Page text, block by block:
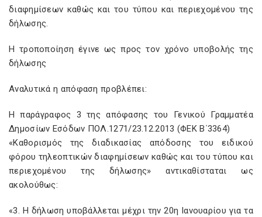
διαφημίσεων καθώς και του τύπου και περιεχομένου της
δήλωσης.
Η τροποποίηση έγινε ως προς τον χρόνο υποβολής της
δήλωσης
Αναλυτικά η απόφαση προβλέπει:
Η παράγραφος 3 της απόφασης του Γενικού Γραμματέα
Δημοσίων Εσόδων ΠΟΛ.1271/23.12.2013 (ΦΕΚ Β΄3364)
«Καθορισμός της διαδικασίας απόδοσης του ειδικού
φόρου τηλεοπτικών διαφημίσεων καθώς και του τύπου και
περιεχομένου της δήλωσης» αντικαθίσταται ως
ακολούθως:
«3. Η δήλωση υποβάλλεται μέχρι την 20η Ιανουαρίου για τα